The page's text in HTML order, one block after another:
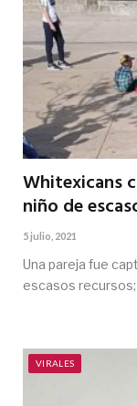
Whitexicans
niño de
5 julio, 2021
Una pareja fue
escasos
VIRALES